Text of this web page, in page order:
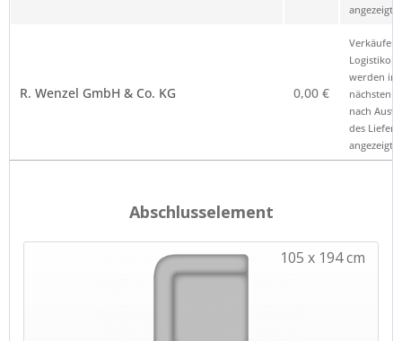
angezeigt.
R. Wenzel GmbH & Co. KG 0,00 €
Verkäufer
werden im
nächsten
nach
des
angezeigt.